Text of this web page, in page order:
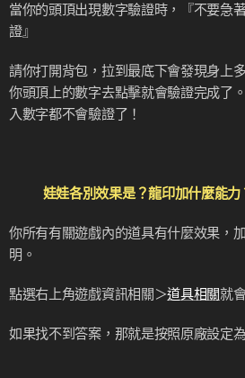
當你的頭頂出現數字驗證時，『不要急
證』
請你打開背包，拉到最底下會發現身上
你頭頂上的數字去點擊就會驗證完成了
入數字都不會驗證了！
娃娃各別效果是？龍印加什麼能力
你所有有關遊戲內的道具有什麼效果，
明。
點選右上角遊戲資訊相關＞道具相關就
如果找不到答案，那就是按照原廠設定